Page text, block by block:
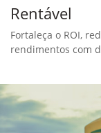
Rentável
Fortaleça o ROI,
rendimentos com